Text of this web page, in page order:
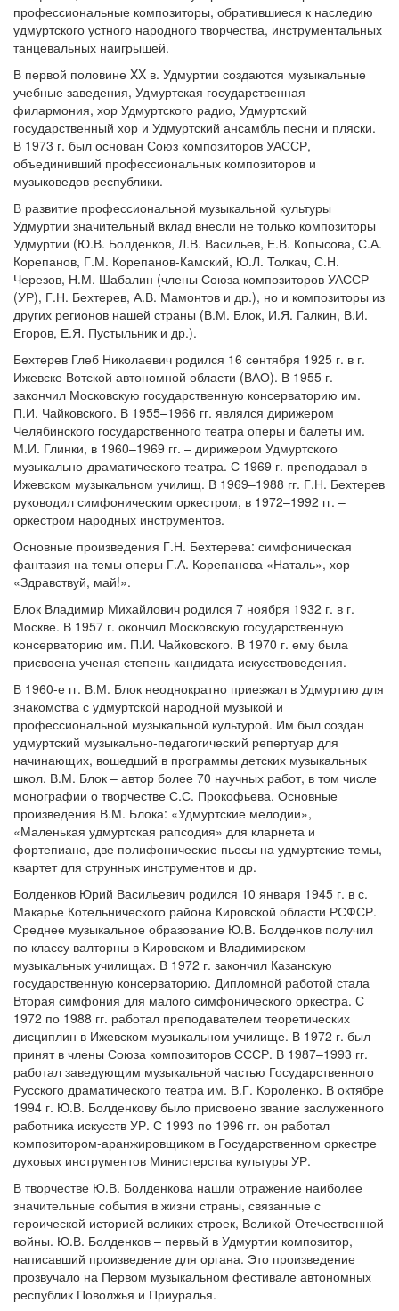
профессиональные композиторы, обратившиеся к наследию
удмуртского устного народного творчества, инструментальных
танцевальных наигрышей.
В первой половине XX в. Удмуртии создаются музыкальные
учебные заведения, Удмуртская государственная
филармония, хор Удмуртского радио, Удмуртский
государственный хор и Удмуртский ансамбль песни и пляски.
В 1973 г. был основан Союз композиторов УАССР,
объединивший профессиональных композиторов и
музыковедов республики.
В развитие профессиональной музыкальной культуры
Удмуртии значительный вклад внесли не только композиторы
Удмуртии (Ю.В. Болденков, Л.В. Васильев, Е.В. Копысова, С.А.
Корепанов, Г.М. Корепанов-Камский, Ю.Л. Толкач, С.Н.
Черезов, Н.М. Шабалин (члены Союза композиторов УАССР
(УР), Г.Н. Бехтерев, А.В. Мамонтов и др.), но и композиторы из
других регионов нашей страны (В.М. Блок, И.Я. Галкин, В.И.
Егоров, Е.Я. Пустыльник и др.).
Бехтерев Глеб Николаевич родился 16 сентября 1925 г. в г.
Ижевске Вотской автономной области (ВАО). В 1955 г.
закончил Московскую государственную консерваторию им.
П.И. Чайковского. В 1955–1966 гг. являлся дирижером
Челябинского государственного театра оперы и балеты им.
М.И. Глинки, в 1960–1969 гг. – дирижером Удмуртского
музыкально-драматического театра. С 1969 г. преподавал в
Ижевском музыкальном училищ. В 1969–1988 гг. Г.Н. Бехтерев
руководил симфоническим оркестром, в 1972–1992 гг. –
оркестром народных инструментов.
Основные произведения Г.Н. Бехтерева: симфоническая
фантазия на темы оперы Г.А. Корепанова «Наталь», хор
«Здравствуй, май!».
Блок Владимир Михайлович родился 7 ноября 1932 г. в г.
Москве. В 1957 г. окончил Московскую государственную
консерваторию им. П.И. Чайковского. В 1970 г. ему была
присвоена ученая степень кандидата искусствоведения.
В 1960-е гг. В.М. Блок неоднократно приезжал в Удмуртию для
знакомства с удмуртской народной музыкой и
профессиональной музыкальной культурой. Им был создан
удмуртский музыкально-педагогический репертуар для
начинающих, вошедший в программы детских музыкальных
школ. В.М. Блок – автор более 70 научных работ, в том числе
монографии о творчестве С.С. Прокофьева. Основные
произведения В.М. Блока: «Удмуртские мелодии»,
«Маленькая удмуртская рапсодия» для кларнета и
фортепиано, две полифонические пьесы на удмуртские темы,
квартет для струнных инструментов и др.
Болденков Юрий Васильевич родился 10 января 1945 г. в с.
Макарье Котельнического района Кировской области РСФСР.
Среднее музыкальное образование Ю.В. Болденков получил
по классу валторны в Кировском и Владимирском
музыкальных училищах. В 1972 г. закончил Казанскую
государственную консерваторию. Дипломной работой стала
Вторая симфония для малого симфонического оркестра. С
1972 по 1988 гг. работал преподавателем теоретических
дисциплин в Ижевском музыкальном училище. В 1972 г. был
принят в члены Союза композиторов СССР. В 1987–1993 гг.
работал заведующим музыкальной частью Государственного
Русского драматического театра им. В.Г. Короленко. В октябре
1994 г. Ю.В. Болденкову было присвоено звание заслуженного
работника искусств УР. С 1993 по 1996 гг. он работал
композитором-аранжировщиком в Государственном оркестре
духовых инструментов Министерства культуры УР.
В творчестве Ю.В. Болденкова нашли отражение наиболее
значительные события в жизни страны, связанные с
героической историей великих строек, Великой Отечественной
войны. Ю.В. Болденков – первый в Удмуртии композитор,
написавший произведение для органа. Это произведение
прозвучало на Первом музыкальном фестивале автономных
республик Поволжья и Приуралья.